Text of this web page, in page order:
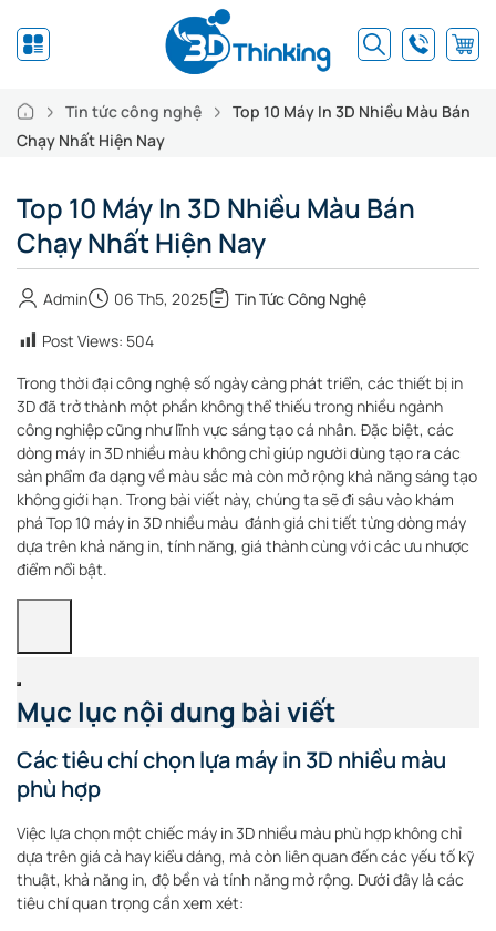
Tin tức công nghệ
Top 10 Máy In 3D Nhiều Màu Bán
Chạy Nhất Hiện Nay
Top 10 Máy In 3D Nhiều Màu Bán
Chạy Nhất Hiện Nay
Admin 06 Th5, 2025 Tin Tức Công Nghệ
Post Views: 504
Trong thời đại công nghệ số ngày càng phát triển, các thiết bị in
3D đã trở thành một phần không thể thiếu trong nhiều ngành
công nghiệp cũng như lĩnh vực sáng tạo cá nhân. Đặc biệt, các
dòng máy in 3D nhiều màu không chỉ giúp người dùng tạo ra các
sản phẩm đa dạng về màu sắc mà còn mở rộng khả năng sáng tạo
không giới hạn. Trong bài viết này, chúng ta sẽ đi sâu vào khám
phá Top 10 máy in 3D nhiều màu đánh giá chi tiết từng dòng máy
dựa trên khả năng in, tính năng, giá thành cùng với các ưu nhược
điểm nổi bật.
Mục lục nội dung bài viết
Các tiêu chí chọn lựa máy in 3D nhiều màu
phù hợp
Việc lựa chọn một chiếc máy in 3D nhiều màu phù hợp không chỉ
dựa trên giá cả hay kiểu dáng, mà còn liên quan đến các yếu tố kỹ
thuật, khả năng in, độ bền và tính năng mở rộng. Dưới đây là các
tiêu chí quan trọng cần xem xét: